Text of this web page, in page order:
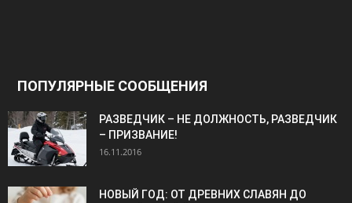
ПОПУЛЯРНЫЕ СООБЩЕНИЯ
РАЗВЕДЧИК – НЕ ДОЛЖНОСТЬ, РАЗВЕДЧИК
– ПРИЗВАНИЕ!
16.11.2016
НОВЫЙ ГОД: ОТ ДРЕВНИХ СЛАВЯН ДО